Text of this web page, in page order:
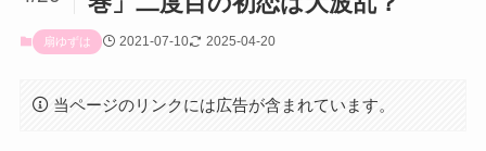
扇ゆずは 2021-07-10 2025-04-20
当ページのリンクには広告が含まれています。